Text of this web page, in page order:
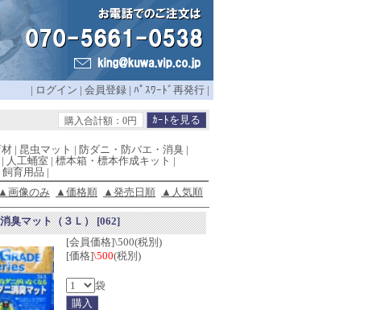
| ログイン | 会員登録 | ﾊﾟｽﾜｰﾄﾞ再発行 |
購入合計額：0円
| 昆虫マット | 防ダニ・防バエ・消臭 |
| 人工蛹室 | 標本箱・標本作成キット |
育用品 |
▲画像のみ ▲価格順 ▲発売日順 ▲人気順
臭マット（３Ｌ）[062]
[会員価格]\500(税別)
[価格]\500(税別)
袋